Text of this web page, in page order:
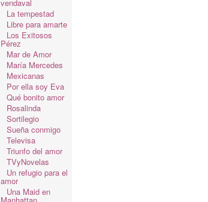
vendaval
La tempestad
Libre para amarte
Los Exitosos
Pérez
Mar de Amor
María Mercedes
Mexicanas
Por ella soy Eva
Qué bonito amor
Rosalinda
Sortilegio
Sueña conmigo
Televisa
Triunfo del amor
TVyNovelas
Un refugio para el
amor
Una Maid en